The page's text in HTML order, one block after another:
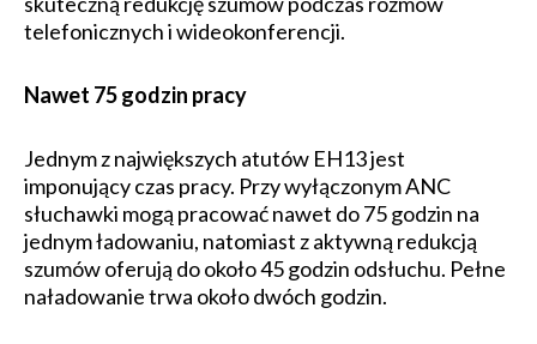
telefonicznych i wideokonferencji.
Nawet 75 godzin pracy
Jednym z największych atutów EH13 jest
imponujący czas pracy. Przy wyłączonym ANC
słuchawki mogą pracować nawet do 75 godzin na
jednym ładowaniu, natomiast z aktywną redukcją
szumów oferują do około 45 godzin odsłuchu. Pełne
naładowanie trwa około dwóch godzin.